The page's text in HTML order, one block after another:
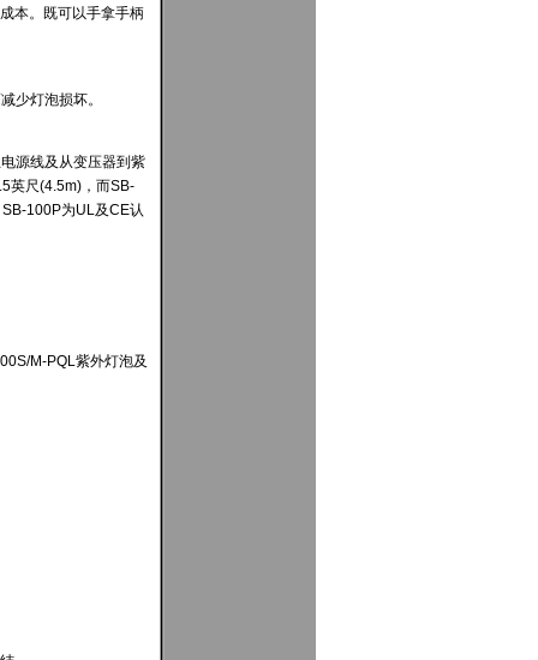
本。既可以手拿手柄
减少灯泡损坏。
源线及从变压器到紫
英尺(4.5m) ，而SB-
SB-100P为UL及CE认
M-PQL紫外灯泡及